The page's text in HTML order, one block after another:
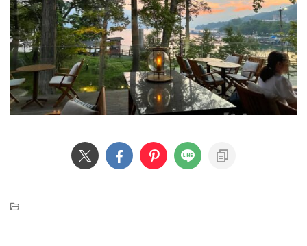
-